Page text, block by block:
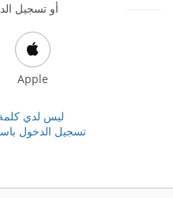
أو تسجيل
Apple
ليس لدي
تسجيل الدخول